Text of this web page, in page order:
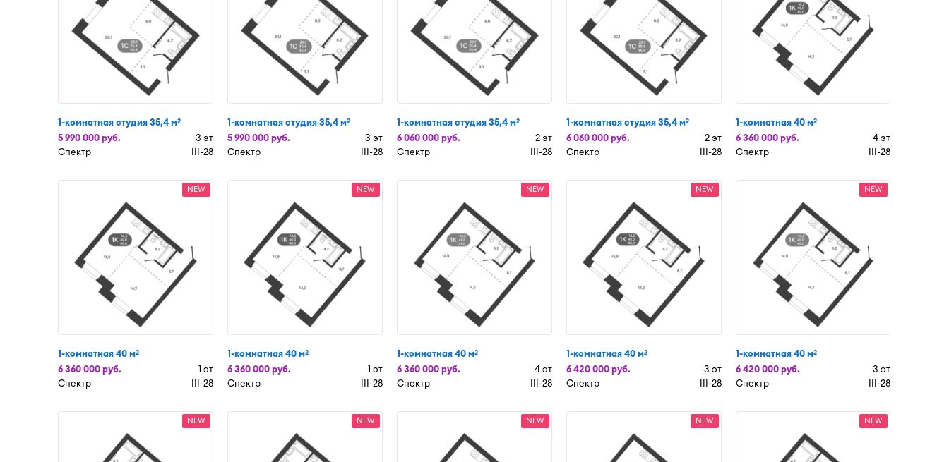
1-комнатная студия 35,4 м2
5 990 000 руб.
3 эт
Спектр
III-28
1-комнатная студия 35,4 м2
5 990 000 руб.
3 эт
Спектр
III-28
1-комнатная студия 35,4 м2
6 060 000 руб.
2 эт
Спектр
III-28
1-комнатная студия 35,4 м2
6 060 000 руб.
2 эт
Спектр
III-28
1-комнатная 40 м2
6 360 000 руб.
4 эт
Спектр
III-28
NEW
1-комнатная 40 м2
6 360 000 руб.
1 эт
Спектр
III-28
NEW
1-комнатная 40 м2
6 360 000 руб.
1 эт
Спектр
III-28
NEW
1-комнатная 40 м2
6 360 000 руб.
4 эт
Спектр
III-28
NEW
1-комнатная 40 м2
6 420 000 руб.
3 эт
Спектр
III-28
NEW
1-комнатная 40 м2
6 420 000 руб.
3 эт
Спектр
III-28
NEW NEW NEW NEW NEW